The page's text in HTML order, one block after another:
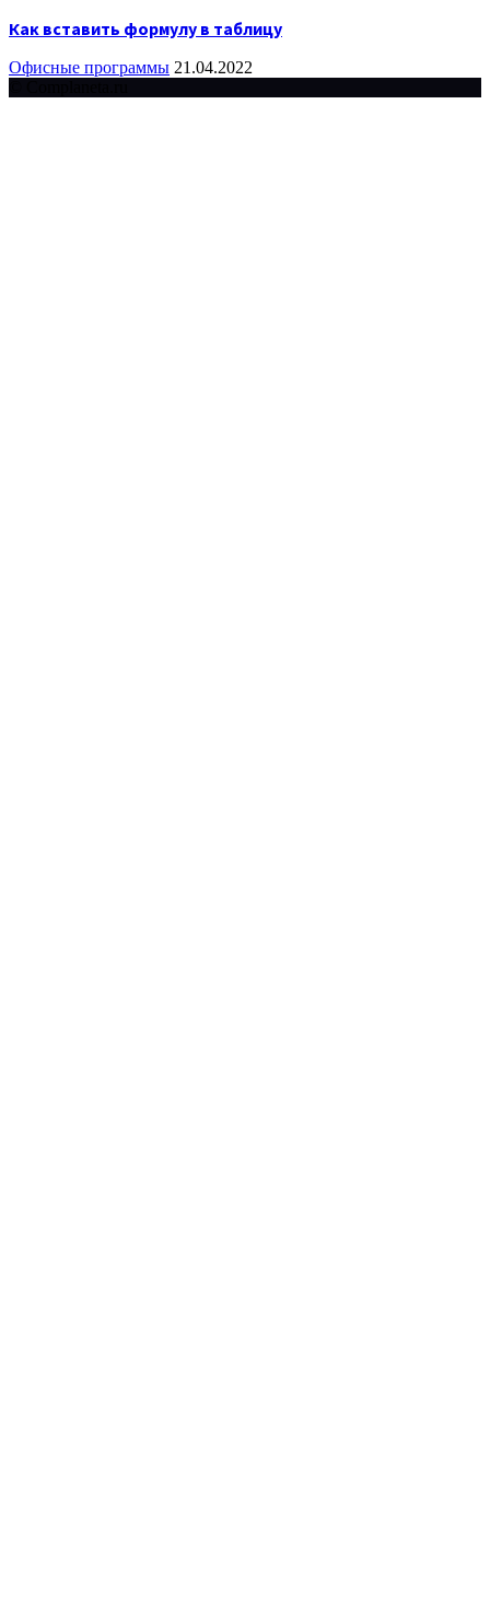
Как вставить формулу в таблицу
Офисные программы 21.04.2022